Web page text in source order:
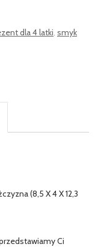
dla 4 latki, smyk
(8,5 X 4 X 12,3
Ci